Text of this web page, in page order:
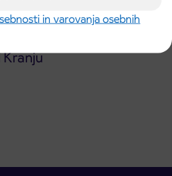
in varovanja osebnih
dela Škofjeloške